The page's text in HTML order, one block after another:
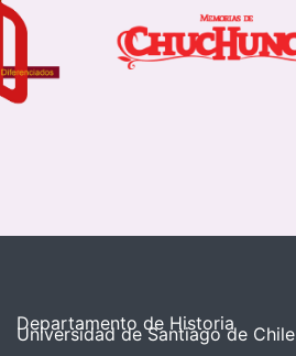
Departamento de Historia
Universidad de Santiago de Chile